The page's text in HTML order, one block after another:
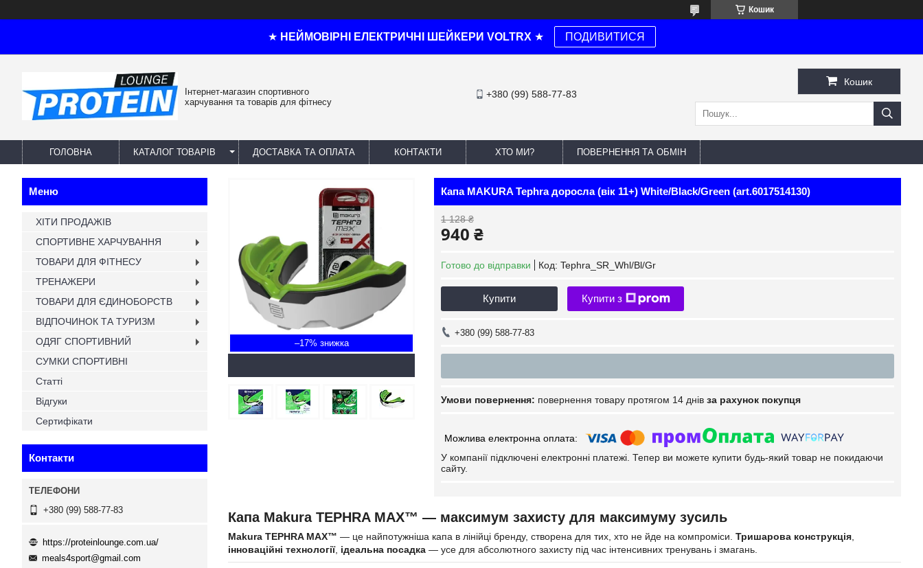
Кошик
★ НЕЙМОВІРНІ ЕЛЕКТРИЧНІ ШЕЙКЕРИ VOLTRX ★ ПОДИВИТИСЯ
Інтернет-магазин спортивного
харчування та товарів для фітнесу
+380 (99) 588-77-83
Кошик
ГОЛОВНА КАТАЛОГ ТОВАРІВ ДОСТАВКА ТА ОПЛАТА КОНТАКТИ ХТО МИ? ПОВЕРНЕННЯ ТА ОБМІН
–17%
Капа MAKURA Tephra доросла (вік 11+) White/Black/Green (art.6017514130)
1 128 ₴
940 ₴
Готово до відправки Код: Tephra_SR_Whl/Bl/Gr
Купити Купити з
+380 (99) 588-77-83
повернення товару протягом 14 днів за рахунок покупця
У компанії підключені електронні платежі. Тепер ви можете купити будь-який товар не покидаючи
сайту.
Капа Makura TEPHRA MAX™ — максимум захисту для максимуму зусиль
Makura TEPHRA MAX™ — це найпотужніша капа в лінійці бренду, створена для тих, хто не йде на компроміси. Тришарова конструкція
інноваційні технології, ідеальна посадка — усе для абсолютного захисту під час інтенсивних тренувань і змагань.
ХІТИ ПРОДАЖІВ
СПОРТИВНЕ ХАРЧУВАННЯ
ТОВАРИ ДЛЯ ФІТНЕСУ
ТРЕНАЖЕРИ
ТОВАРИ ДЛЯ ЄДИНОБОРСТВ
ВІДПОЧИНОК ТА ТУРИЗМ
ОДЯГ СПОРТИВНИЙ
СУМКИ СПОРТИВНІ
Статті
Відгуки
Сертифікати
Контакти
+380 (99) 588-77-83
https://proteinlounge.com.ua/
meals4sport@gmail.com